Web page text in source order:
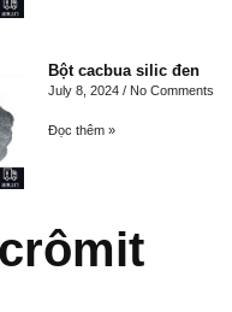
Bột cacbua silic đen
July 8, 2024 No Comments
Đọc thêm »